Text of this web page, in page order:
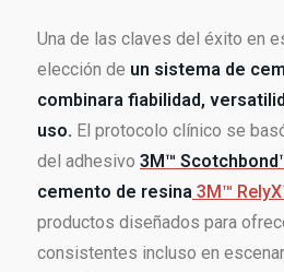
Una de las claves del éxito en
elección de un sistema de
combinara fiabilidad,
uso. El protocolo clínico se
del adhesivo 3M™
cemento de resina 3M™
productos diseñados para
consistentes incluso en